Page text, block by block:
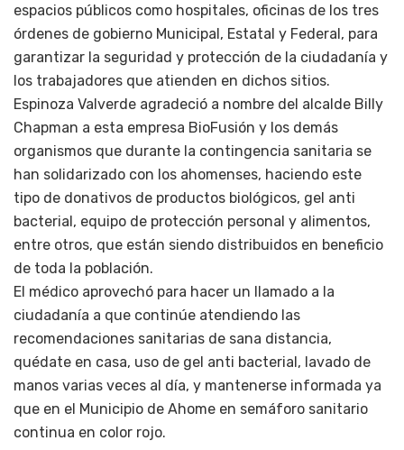
espacios públicos como hospitales, oficinas de los tres
órdenes de gobierno Municipal, Estatal y Federal, para
garantizar la seguridad y protección de la ciudadanía y
los trabajadores que atienden en dichos sitios.
Espinoza Valverde agradeció a nombre del alcalde Billy
Chapman a esta empresa BioFusión y los demás
organismos que durante la contingencia sanitaria se
han solidarizado con los ahomenses, haciendo este
tipo de donativos de productos biológicos, gel anti
bacterial, equipo de protección personal y alimentos,
entre otros, que están siendo distribuidos en beneficio
de toda la población.
El médico aprovechó para hacer un llamado a la
ciudadanía a que continúe atendiendo las
recomendaciones sanitarias de sana distancia,
quédate en casa, uso de gel anti bacterial, lavado de
manos varias veces al día, y mantenerse informada ya
que en el Municipio de Ahome en semáforo sanitario
continua en color rojo.